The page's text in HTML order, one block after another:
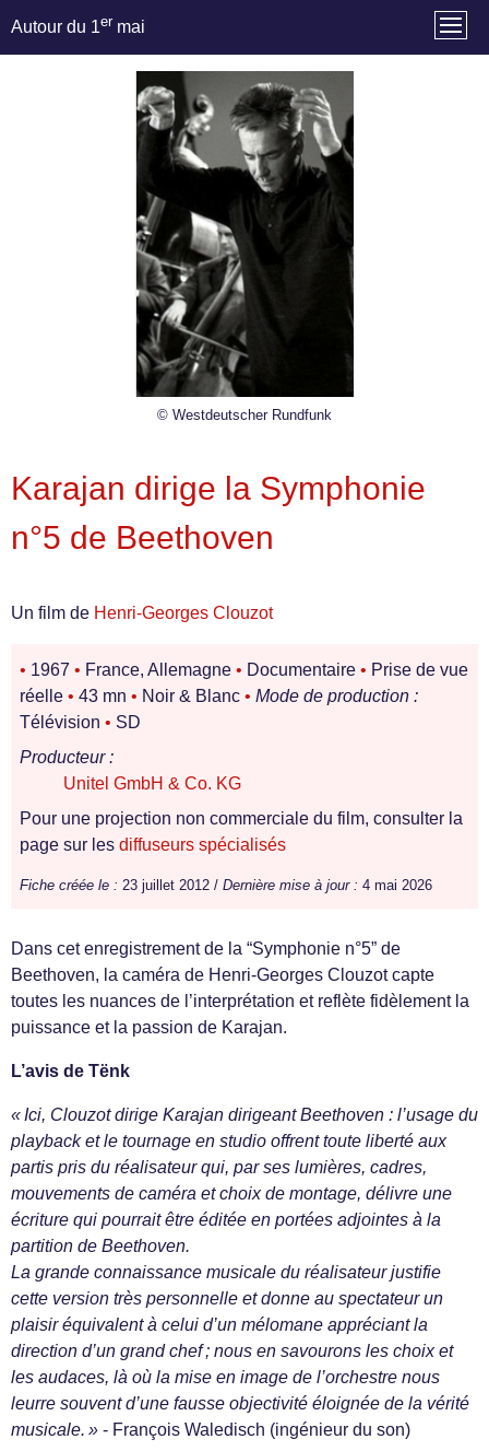
Autour du 1er mai
© Westdeutscher Rundfunk
Karajan dirige la Symphonie
n°5 de Beethoven
Un film de Henri-Georges Clouzot
• 1967 • France, Allemagne • Documentaire • Prise de vue
réelle • 43 mn • Noir & Blanc • Mode de production :
Télévision • SD
Producteur :
Unitel GmbH & Co. KG
Pour une projection non commerciale du film, consulter la
page sur les diffuseurs spécialisés
Fiche créée le : 23 juillet 2012 / Dernière mise à jour : 4 mai 2026
Dans cet enregistrement de la “Symphonie n°5” de
Beethoven, la caméra de Henri-Georges Clouzot capte
toutes les nuances de l’interprétation et reflète fidèlement la
puissance et la passion de Karajan.
L’avis de Tënk
« Ici, Clouzot dirige Karajan dirigeant Beethoven : l’usage du
playback et le tournage en studio offrent toute liberté aux
partis pris du réalisateur qui, par ses lumières, cadres,
mouvements de caméra et choix de montage, délivre une
écriture qui pourrait être éditée en portées adjointes à la
partition de Beethoven.
La grande connaissance musicale du réalisateur justifie
cette version très personnelle et donne au spectateur un
plaisir équivalent à celui d’un mélomane appréciant la
direction d’un grand chef ; nous en savourons les choix et
les audaces, là où la mise en image de l’orchestre nous
leurre souvent d’une fausse objectivité éloignée de la vérité
musicale. » - François Waledisch (ingénieur du son)